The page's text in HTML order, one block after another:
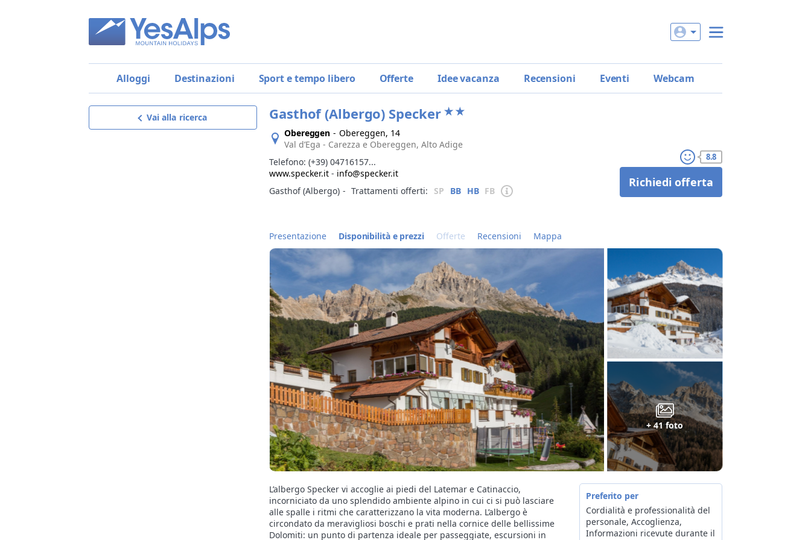
Alloggi Destinazioni Sport e tempo libero Offerte Idee vacanza Recensioni Eventi Webcam
Vai alla ricerca Gasthof (Albergo) Specker
Obereggen - Obereggen, 14
Val d’Ega - Carezza e Obereggen, Alto Adige
Telefono: (+39) 04716157...
www.specker.it - info@specker.it
Gasthof (Albergo) ‐ Trattamenti offerti: SP BB HB FB
8.8
Richiedi offerta
Presentazione Disponibilità e prezzi Offerte Recensioni Mappa
+ 41 foto
L’albergo Specker vi accoglie ai piedi del Latemar e Catinaccio,
incorniciato da uno splendido ambiente alpino in cui ci si può lasciare
alle spalle i ritmi che caratterizzano la vita moderna. L’albergo è
circondato da meravigliosi boschi e prati nella cornice delle bellissime
Dolomiti: un punto di partenza ideale per passeggiate, escursioni in
Preferito per
Cordialità e professionalità del
personale, Accoglienza,
Informazioni ricevute durante il